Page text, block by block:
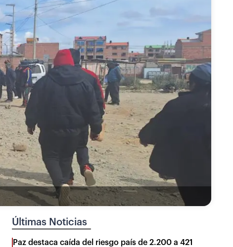
Últimas Noticias
Paz destaca caída del riesgo país de 2.200 a 421